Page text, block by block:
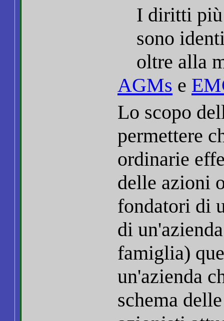
I diritti più
sono
oltre alla
AGMs e
Lo scopo
permettere
ordinarie
delle azioni
fondatori di
di
famiglia)
un'azienda
schema